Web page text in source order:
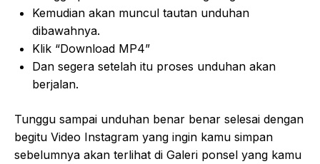
Kemudian akan muncul tautan unduhan
dibawahnya.
Klik “Download MP4”
Dan segera setelah itu proses unduhan akan
berjalan.
Tunggu sampai unduhan benar benar selesai dengan
begitu Video Instagram yang ingin kamu simpan
sebelumnya akan terlihat di Galeri ponsel yang kamu